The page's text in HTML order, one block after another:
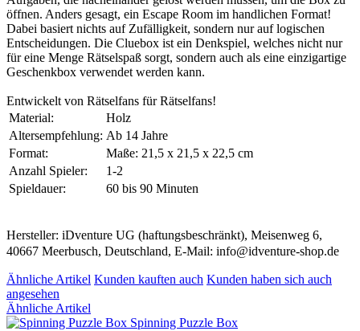
öffnen. Anders gesagt, ein Escape Room im handlichen Format!
Dabei basiert nichts auf Zufälligkeit, sondern nur auf logischen
Entscheidungen. Die Cluebox ist ein Denkspiel, welches nicht nur
für eine Menge Rätselspaß sorgt, sondern auch als eine einzigartige
Geschenkbox verwendet werden kann.
Entwickelt von Rätselfans für Rätselfans!
Material:
Holz
Altersempfehlung: Ab 14 Jahre
Format:
Maße: 21,5 x 21,5 x 22,5 cm
Anzahl Spieler:
1-2
Spieldauer:
60 bis 90 Minuten
Hersteller: iDventure UG (haftungsbeschränkt), Meisenweg 6,
40667 Meerbusch, Deutschland, E-Mail: info@idventure-shop.de
Ähnliche Artikel Kunden kauften auch Kunden haben sich auch
angesehen
Ähnliche Artikel
Spinning Puzzle Box